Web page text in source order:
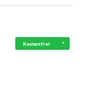
Kostenfrei